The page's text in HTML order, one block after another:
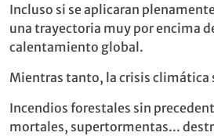
Incluso si se aplicaran
una trayectoria muy por encima
calentamiento global.
Mientras tanto, la crisis climática
Incendios forestales sin
mortales, supertormentas...